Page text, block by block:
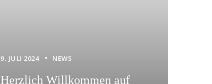
9. JULI 2024 NEWS
Herzlich Willkommen auf